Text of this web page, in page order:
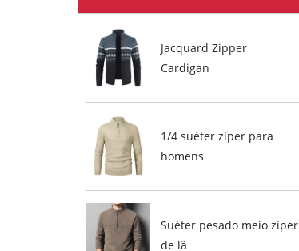
Jacquard Zipper
Cardigan
1/4 suéter zíper para
homens
Suéter pesado meio zíper
de lã